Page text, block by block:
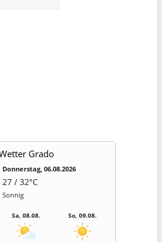
Grado
Donnerstag, 06.08.2026
27 / 32°C
Sonnig
Sa, 08.08. So, 09.08.